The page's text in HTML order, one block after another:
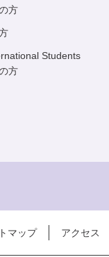
方
Students
方
マップ アクセス